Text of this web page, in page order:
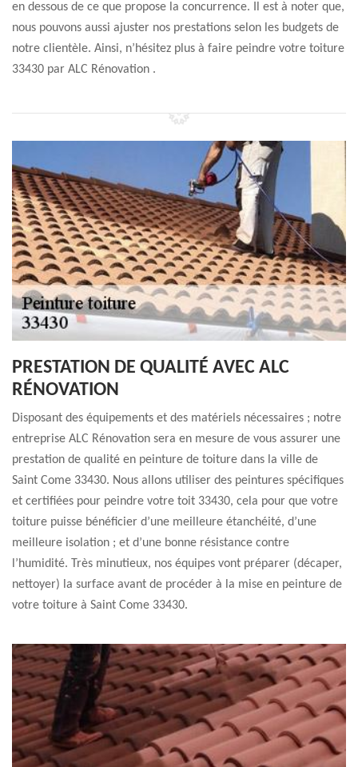
en dessous de ce que propose la concurrence. Il est à noter que,
nous pouvons aussi ajuster nos prestations selon les budgets de
notre clientèle. Ainsi, n’hésitez plus à faire peindre votre toiture
33430 par ALC Rénovation .
PRESTATION DE QUALITÉ AVEC ALC
RÉNOVATION
Disposant des équipements et des matériels nécessaires ; notre
entreprise ALC Rénovation sera en mesure de vous assurer une
prestation de qualité en peinture de toiture dans la ville de
Saint Come 33430. Nous allons utiliser des peintures spécifiques
et certifiées pour peindre votre toit 33430, cela pour que votre
toiture puisse bénéficier d’une meilleure étanchéité, d’une
meilleure isolation ; et d’une bonne résistance contre
l’humidité. Très minutieux, nos équipes vont préparer (décaper,
nettoyer) la surface avant de procéder à la mise en peinture de
votre toiture à Saint Come 33430.